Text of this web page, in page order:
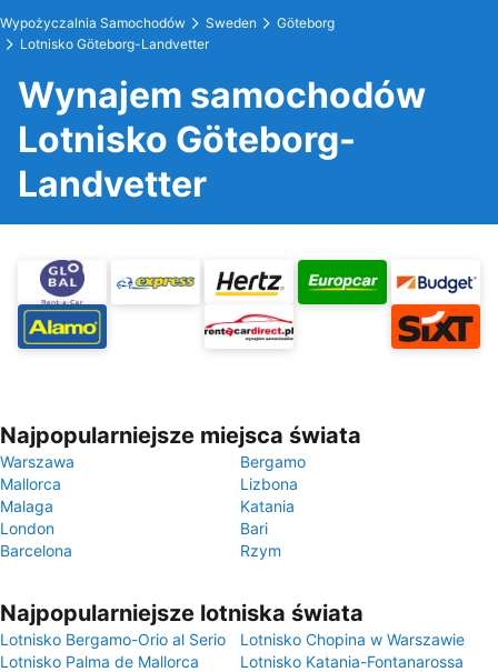
Wypożyczalnia Samochodów Sweden
Göteborg
Lotnisko Göteborg-Landvetter
Wynajem samochodów
Lotnisko Göteborg-
Landvetter
Najpopularniejsze miejsca świata
Warszawa
Bergamo
Mallorca
Lizbona
Malaga
Katania
London
Bari
Barcelona
Rzym
Najpopularniejsze lotniska świata
Lotnisko Bergamo-Orio al Serio
Lotnisko Chopina w Warszawie
Lotnisko Palma de Mallorca
Lotnisko Katania-Fontanarossa